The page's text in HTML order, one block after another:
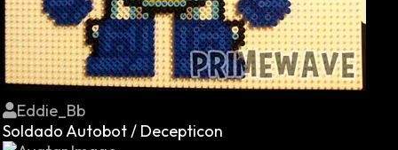
Eddie_Bb
Soldado Autobot / Decepticon